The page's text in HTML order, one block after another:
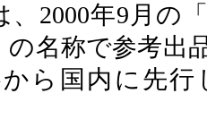
2000年9月の
の名称で参考
から国内に先